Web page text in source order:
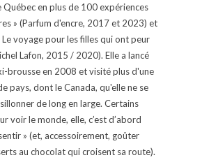
Québec en plus de 100 expériences
» (Parfum d'encre, 2017 et 2023) et
Le voyage pour les filles qui ont peur
Lafon, 2015 / 2020). Elle a lancé
brousse en 2008 et visité plus d'une
pays, dont le Canada, qu'elle ne se
de long en large. Certains
voir le monde, elle, c’est d’abord
» (et, accessoirement, goûter
au chocolat qui croisent sa route).